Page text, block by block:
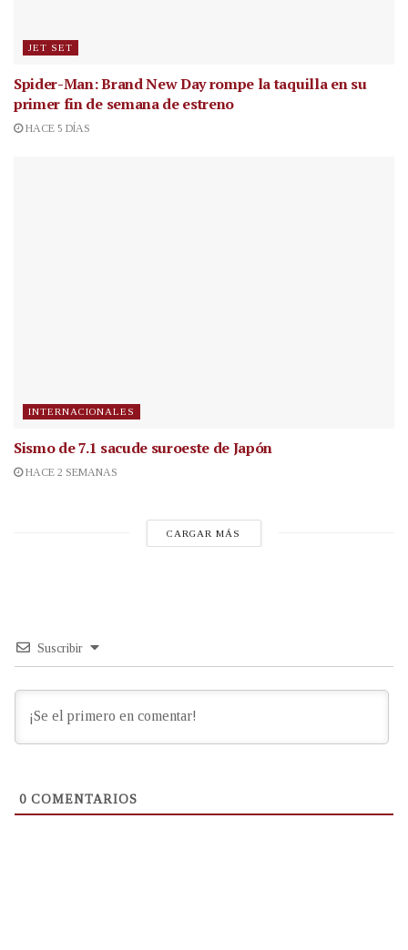
JET SET
Spider-Man: Brand New Day rompe la taquilla en su
primer fin de semana de estreno
HACE 5 DÍAS
INTERNACIONALES
Sismo de 7.1 sacude suroeste de Japón
HACE 2 SEMANAS
CARGAR MÁS
Suscribir
0 COMENTARIOS